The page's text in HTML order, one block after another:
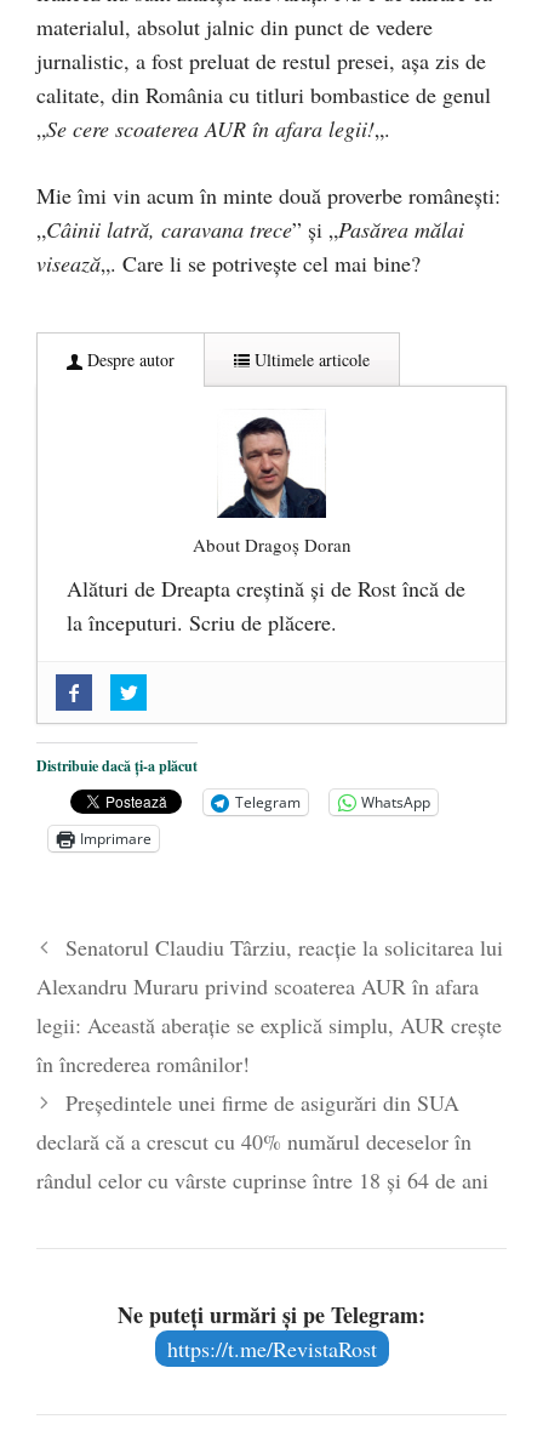
materialul, absolut jalnic din punct de vedere
jurnalistic, a fost preluat de restul presei, așa zis de
calitate, din România cu titluri bombastice de genul
„Se cere scoaterea AUR în afara legii!„.
Mie îmi vin acum în minte două proverbe românești:
„Câinii latră, caravana trece” și „Pasărea mălai
visează„. Care li se potrivește cel mai bine?
Despre autor Ultimele articole
About Dragoș Doran
Alături de Dreapta creștină și de Rost încă de
la începuturi. Scriu de plăcere.
„Acum nu e momentul”
O nouă autostradă distruge pădurea
amazoniană, pentru summitul climatic
COP30 - 14 martie 2025
Alegeri controlate
Distribuie dacă ți-a plăcut
Telegram
WhatsApp
Imprimare
Senatorul Claudiu Târziu, reacție la solicitarea lui
Alexandru Muraru privind scoaterea AUR în afara
legii: Această aberație se explică simplu, AUR crește
în încrederea românilor!
Președintele unei firme de asigurări din SUA
declară că a crescut cu 40% numărul deceselor în
rândul celor cu vârste cuprinse între 18 și 64 de ani
Ne puteți urmări și pe Telegram:
https://t.me/RevistaRost